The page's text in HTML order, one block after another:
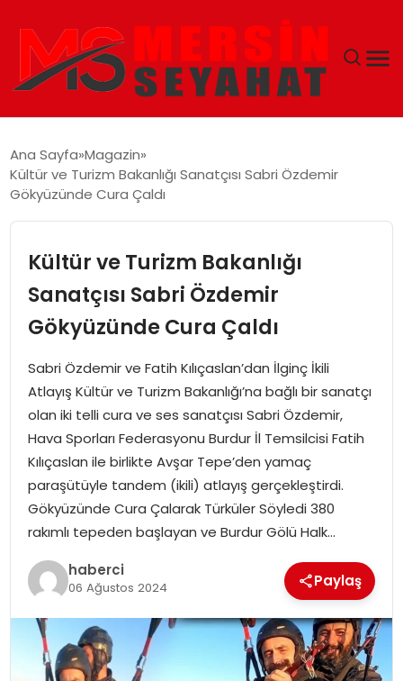
EKONOMI
GÜNCEL
Ana Sayfa Magazin
Kültür ve Turizm Bakanlığı Sanatçısı Sabri Özdemir
Gökyüzünde Cura Çaldı
Kültür ve Turizm Bakanlığı
Sanatçısı Sabri Özdemir
Gökyüzünde Cura Çaldı
Sabri Özdemir ve Fatih Kılıçaslan’dan İlginç İkili
Atlayış Kültür ve Turizm Bakanlığı’na bağlı bir sanatçı
olan iki telli cura ve ses sanatçısı Sabri Özdemir,
Hava Sporları Federasyonu Burdur İl Temsilcisi Fatih
Kılıçaslan ile birlikte Avşar Tepe’den yamaç
paraşütüyle tandem (ikili) atlayış gerçekleştirdi.
Gökyüzünde Cura Çalarak Türküler Söyledi 380
rakımlı tepeden başlayan ve Burdur Gölü Halk…
haberci
06 Ağustos 2024 Paylaş